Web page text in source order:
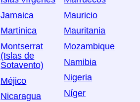
Jamaica
Martinica
Montserrat
(Islas de
Sotavento)
Méjico
Nicaragua
Mauricio
Mauritania
Mozambique
Namibia
Nigeria
Níger